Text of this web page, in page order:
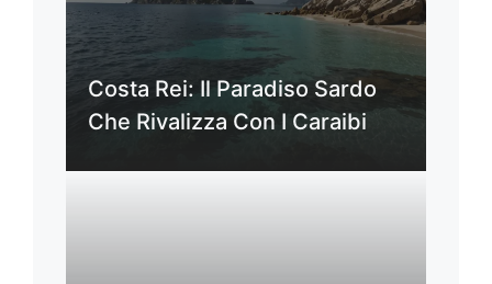
Costa Rei: Il Paradiso Sardo
Che Rivalizza Con I Caraibi